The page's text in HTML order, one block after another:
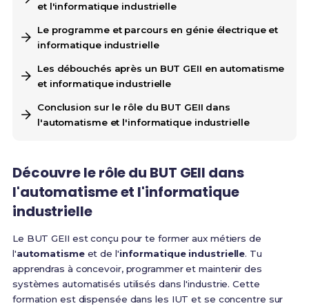
et l'informatique industrielle
Le programme et parcours en génie électrique et
informatique industrielle
Les débouchés après un BUT GEII en automatisme
et informatique industrielle
Conclusion sur le rôle du BUT GEII dans
l'automatisme et l'informatique industrielle
Découvre le rôle du BUT GEII dans
l'automatisme et l'informatique
industrielle
Le BUT GEII est conçu pour te former aux métiers de
l'automatismeet de l'informatique industrielle. Tu
apprendras à concevoir, programmer et maintenir des
systèmes automatisés utilisés dans l'industrie. Cette
formation est dispensée dans les IUT et se concentre sur